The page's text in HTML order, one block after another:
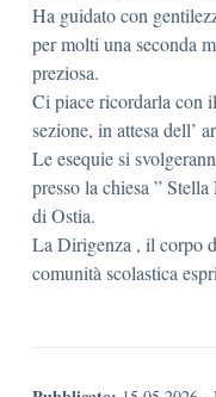
Ha guidato con
per molti una seconda
preziosa.
Ci piace ricordarla con
sezione, in attesa dell’
Le esequie si
presso la chiesa ”
di Ostia.
La Dirigenza , il corpo
comunità scolastica